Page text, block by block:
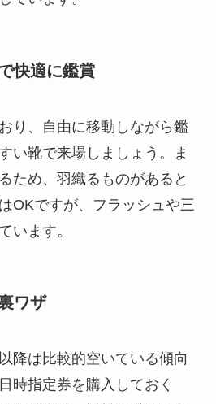
快適に鑑賞
り、自由に移動しながら鑑
い靴で来場しましょう。ま
ため、羽織るものがあると
OKですが、フラッシュや三
います。
ワザ
降は比較的空いている傾向
時指定券を購入しておく